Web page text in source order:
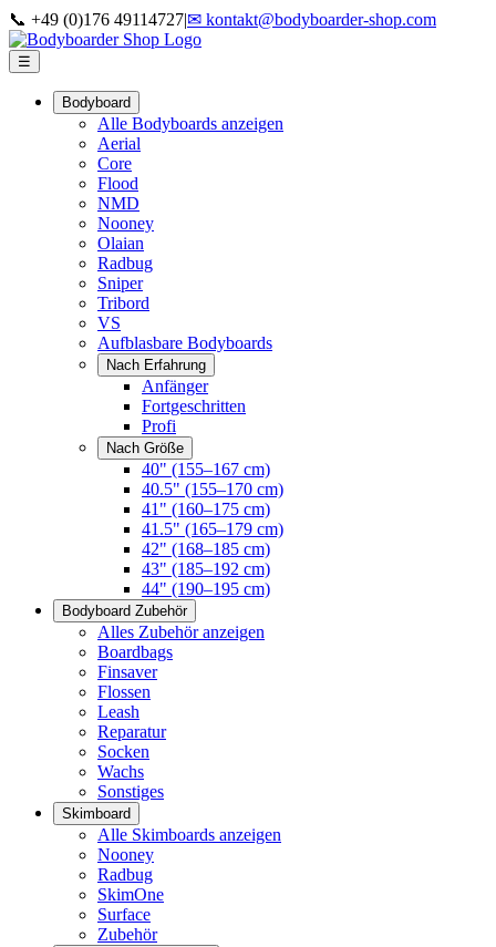
📞 +49 (0)176 49114727|✉ kontakt@bodyboarder-shop.com
☰
Bodyboard
Alle Bodyboards anzeigen
Aerial
Core
Flood
NMD
Nooney
Olaian
Radbug
Sniper
Tribord
VS
Aufblasbare Bodyboards
Nach Erfahrung
Anfänger
Fortgeschritten
Profi
Nach Größe
40" (155–167 cm)
40.5" (155–170 cm)
41" (160–175 cm)
41.5" (165–179 cm)
42" (168–185 cm)
43" (185–192 cm)
44" (190–195 cm)
Bodyboard Zubehör
Alles Zubehör anzeigen
Boardbags
Finsaver
Flossen
Leash
Reparatur
Socken
Wachs
Sonstiges
Skimboard
Alle Skimboards anzeigen
Nooney
Radbug
SkimOne
Surface
Zubehör